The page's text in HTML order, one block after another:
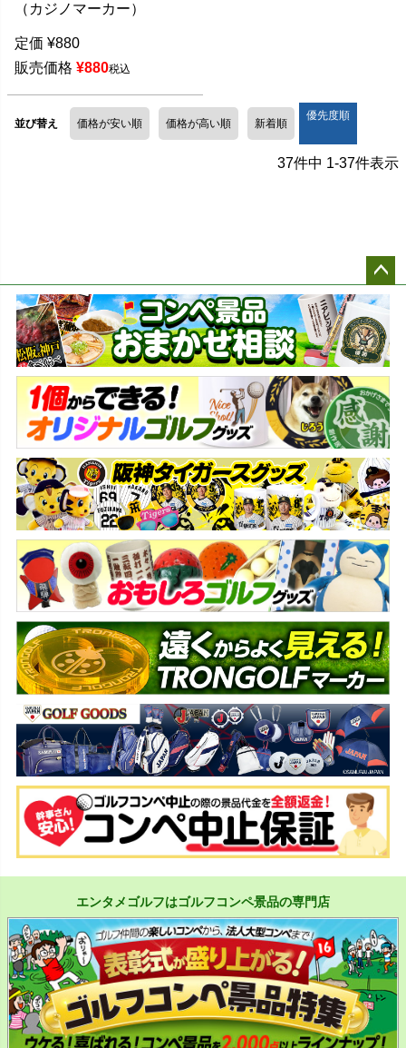
（カジノマーカー）
定価 ¥880
販売価格 ¥880税込
並び替え 価格が安い順 価格が高い順 新着順
優先度順
37件中 1-37件表示
ペー
ジト
ップ
へ
エンタメゴルフはゴルフコンペ景品の専門店